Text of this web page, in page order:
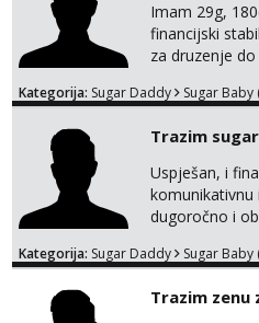
Imam 29g,
financijski
za druzenje
predstavis sa
Kategorija: Sugar Daddy Sugar Baby
Trazim
Uspješan, i
komunikativnu
dugoročno i
dogovor bez
želiš – javi se
Kategorija: Sugar Daddy Sugar Baby
Trazim zenu